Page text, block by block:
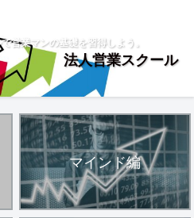
営業マンの基礎を習得しよう。
法人営業スクール
マインド編